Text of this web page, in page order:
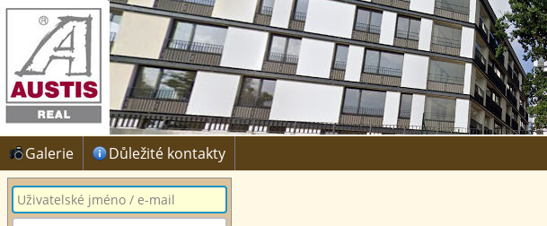
Galerie Důležité kontakty